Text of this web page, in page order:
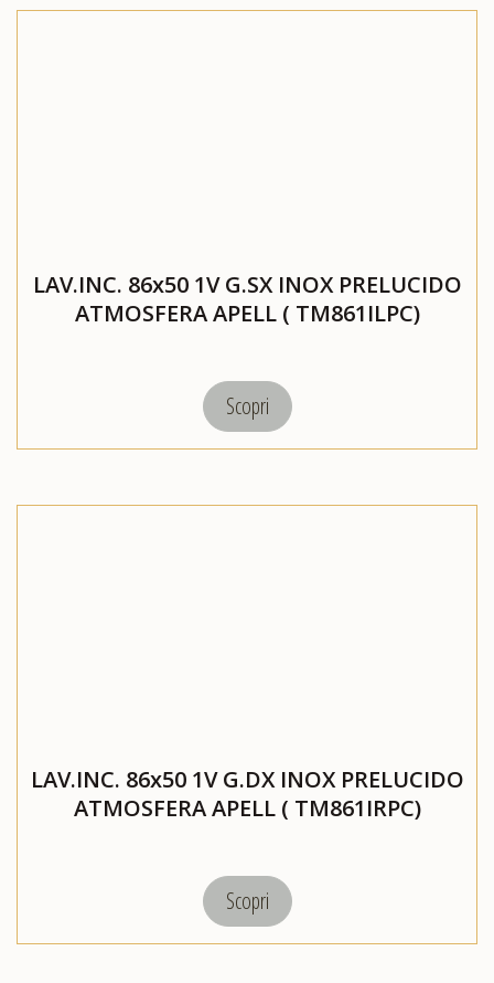
LAV.INC. 86x50 1V G.SX INOX PRELUCIDO
ATMOSFERA APELL ( TM861ILPC)
Scopri
LAV.INC. 86x50 1V G.DX INOX PRELUCIDO
ATMOSFERA APELL ( TM861IRPC)
Scopri